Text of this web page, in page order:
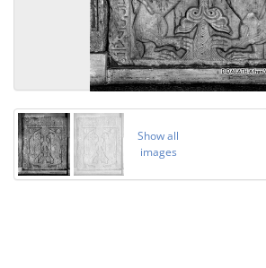
Show all
images